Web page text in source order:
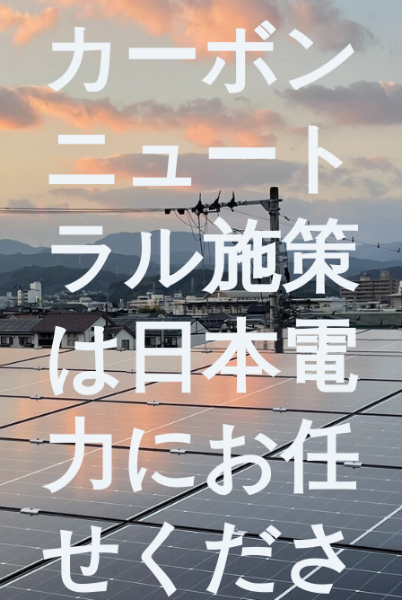
カーボン
ニュート
ラル施策
は日本電
力にお任
せくださ